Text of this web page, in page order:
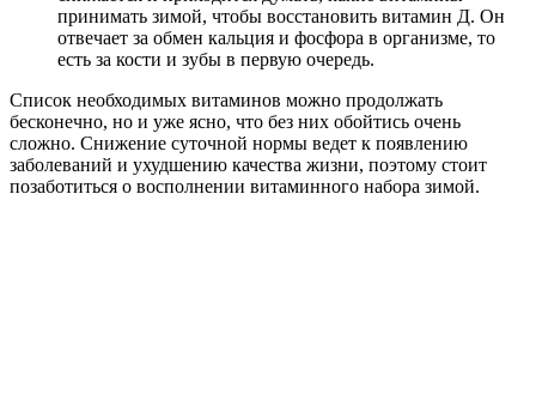
принимать зимой, чтобы восстановить витамин Д. Он
отвечает за обмен кальция и фосфора в организме, то
есть за кости и зубы в первую очередь.
Список необходимых витаминов можно продолжать
бесконечно, но и уже ясно, что без них обойтись очень
сложно. Снижение суточной нормы ведет к появлению
заболеваний и ухудшению качества жизни, поэтому стоит
позаботиться о восполнении витаминного набора зимой.